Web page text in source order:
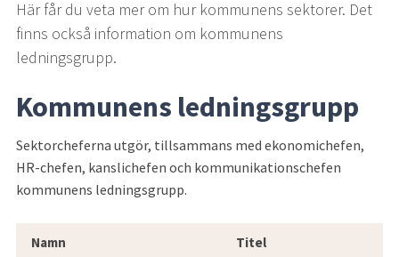
Här får du veta mer om hur kommunens sektorer. Det
finns också information om kommunens
ledningsgrupp.
Kommunens ledningsgrupp
Sektorcheferna utgör, tillsammans med ekonomichefen,
HR-chefen, kanslichefen och kommunikationschefen
kommunens ledningsgrupp.
Vara kommuns ledningsgrupp
Namn Titel